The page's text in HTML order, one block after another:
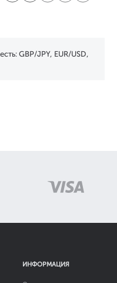
GBP/JPY, EUR/USD,
ИНФОРМАЦИЯ